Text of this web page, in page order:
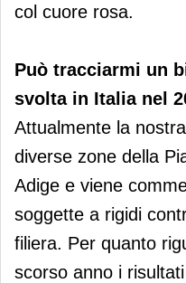
col cuore rosa.
Può tracciarmi un
svolta in Italia nel
Attualmente la
diverse zone della
Adige e viene
soggette a rigidi
filiera. Per quanto
scorso anno i